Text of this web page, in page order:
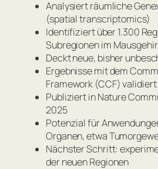
Analysiert räumliche
(spatial transcriptomics)
Identifiziert über 1.300
Subregionen im
Deckt neue, bisher
Ergebnisse mit dem
Framework (CCF) validiert
Publiziert inNature
2025
Potenzial für
Organen, etwa
Nächster Schritt:
der neuen Regionen